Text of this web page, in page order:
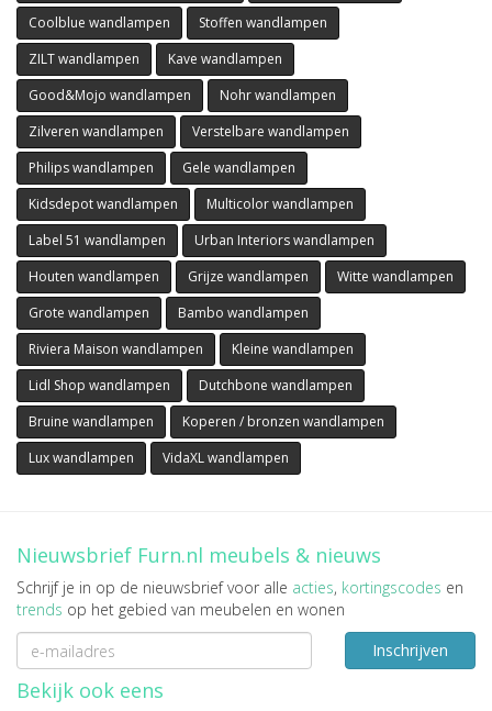
Coolblue wandlampen
Stoffen wandlampen
ZILT wandlampen
Kave wandlampen
Good&Mojo wandlampen
Nohr wandlampen
Zilveren wandlampen
Verstelbare wandlampen
Philips wandlampen
Gele wandlampen
Kidsdepot wandlampen
Multicolor wandlampen
Label 51 wandlampen
Urban Interiors wandlampen
Houten wandlampen
Grijze wandlampen
Witte wandlampen
Grote wandlampen
Bambo wandlampen
Riviera Maison wandlampen
Kleine wandlampen
Lidl Shop wandlampen
Dutchbone wandlampen
Bruine wandlampen
Koperen / bronzen wandlampen
Lux wandlampen
VidaXL wandlampen
Nieuwsbrief Furn.nl meubels & nieuws
Schrijf je in op de nieuwsbrief voor alle acties, kortingscodes en
trends op het gebied van meubelen en wonen
Inschrijven
Bekijk ook eens